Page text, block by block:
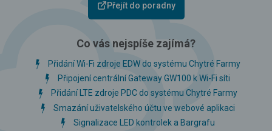
Přejít do poradny
Co vás nejspíše zajímá?
Přidání Wi-Fi zdroje EDW do systému Chytré Farmy
Připojení centrální Gateway GW100 k Wi-Fi síti
Přidání LTE zdroje PDC do systému Chytré Farmy
Smazání uživatelského účtu ve webové aplikaci
Signalizace LED kontrolek a Bargrafu